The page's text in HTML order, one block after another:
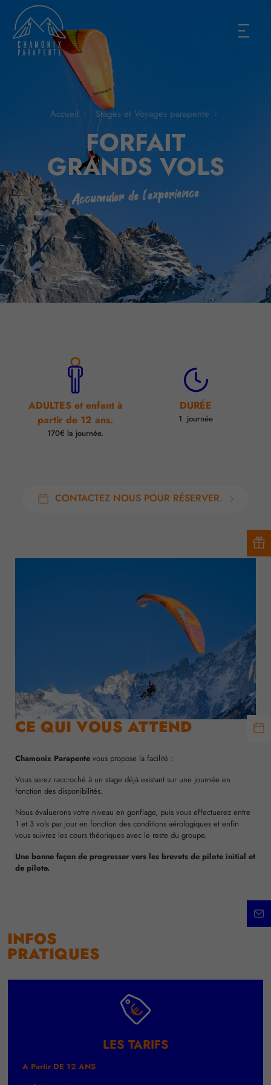
Accueil Stages et Voyages parapente
FORFAIT
GRANDS VOLS
Accumuler de l'expérience
ADULTES et enfant à
partir de 12 ans.
170€ la journée.
DURÉE
1 journée
CONTACTEZ NOUS POUR RÉSERVER.
CE QUI VOUS ATTEND
Chamonix Parapente vous propose la facilité :
Vous serez raccroché à un stage déjà existant sur une journée en
fonction des disponibilités.
Nous évaluerons votre niveau en gonflage, puis vous effectuerez entre
1 et 3 vols par jour en fonction des conditions aérologiques et enfin
vous suivrez les cours théoriques avec le reste du groupe.
Une bonne façon de progresser vers les brevets de pilote initial et
de pilote.
INFOS
PRATIQUES
LES TARIFS
A Partir DE 12 ANS